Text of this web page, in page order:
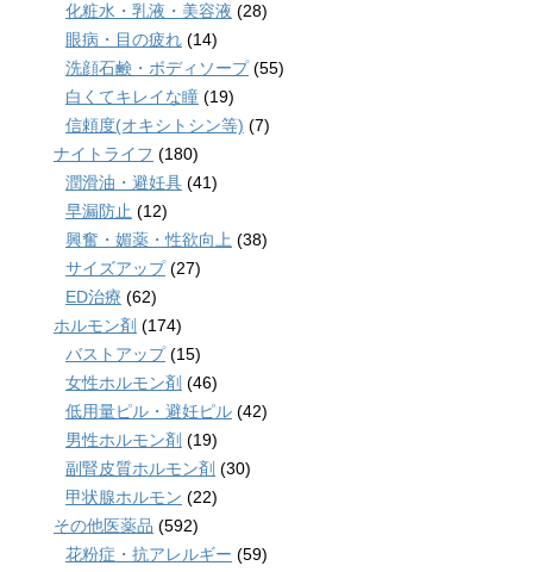
化粧水・乳液・美容液 (28)
眼病・目の疲れ (14)
洗顔石鹸・ボディソープ(55)
白くてキレイな瞳 (19)
信頼度(オキシトシン等) (7)
ナイトライフ (180)
潤滑油・避妊具 (41)
早漏防止 (12)
興奮・媚薬・性欲向上 (38)
サイズアップ(27)
ED治療 (62)
ホルモン剤 (174)
バストアップ(15)
女性ホルモン剤 (46)
低用量ピル・避妊ピル (42)
男性ホルモン剤 (19)
副腎皮質ホルモン剤 (30)
甲状腺ホルモン (22)
その他医薬品 (592)
花粉症・抗アレルギー (59)